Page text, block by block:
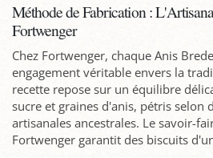
Méthode de Fabrication :
Fortwenger
Chez Fortwenger, chaque Anis
engagement véritable envers la
recette repose sur un équilibre
sucre et graines d'anis, pétris selon
artisanales ancestrales. Le savoir-
Fortwenger garantit des biscuits